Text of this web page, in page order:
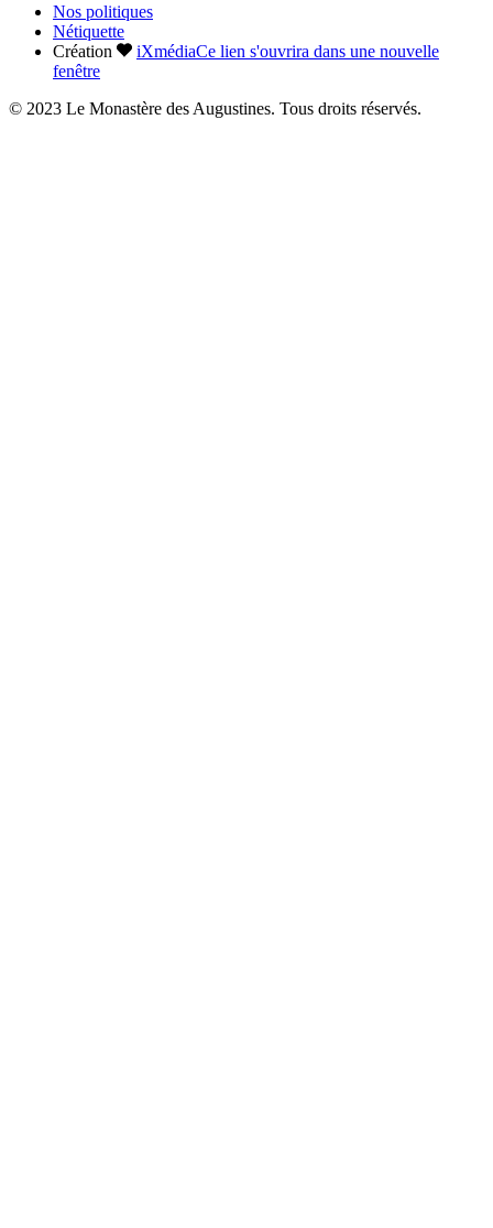
Nos politiques
Nétiquette
Création
iXmédiaCe lien s'ouvrira dans une nouvelle
fenêtre
© 2023 Le Monastère des Augustines. Tous droits réservés.